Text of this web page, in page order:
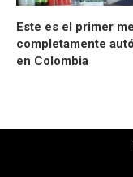
Este es el primer
completamente
en Colombia